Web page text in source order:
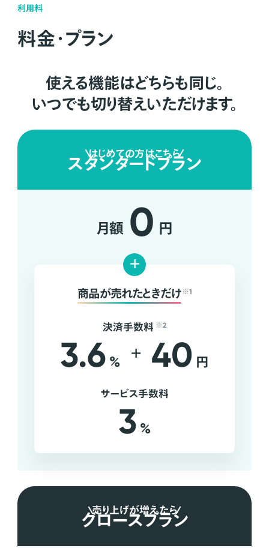
利用料
料金・プラン
使える機能はどちらも同じ。
いつでも切り替えいただけます。
はじめての方はこちら
スタンダードプラン
月額 0 円
+
商品が売れたときだけ ※1
決済手数料 ※2
3.6 % + 40 円
サービス手数料
3 %
売り上げが増えたら
グロースプラン